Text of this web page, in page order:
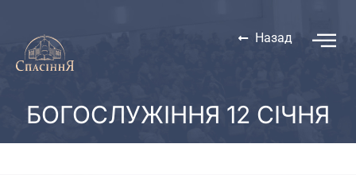
Назад
БОГОСЛУЖІННЯ 12 СІЧНЯ